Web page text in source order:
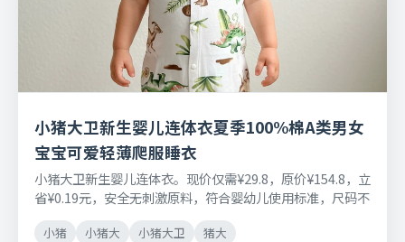
小猪大卫新生婴儿连体衣夏季100%棉A类男女
宝宝可爱轻薄爬服睡衣
小猪大卫新生婴儿连体衣。现价仅需¥29.8，原价¥154.8，立
省¥0.19元，安全无刺激原料，符合婴幼儿使用标准，尺码不
小猪 小猪大 小猪大卫 猪大